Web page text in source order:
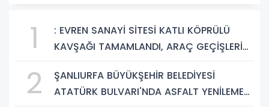
1
: EVREN SANAYİ SİTESİ KATLI KÖPRÜLÜ
KAVŞAĞI TAMAMLANDI, ARAÇ GEÇİŞLERİ
2
ŞANLIURFA BÜYÜKŞEHİR BELEDİYESİ
ATATÜRK BULVARI'NDA ASFALT YENİLEME